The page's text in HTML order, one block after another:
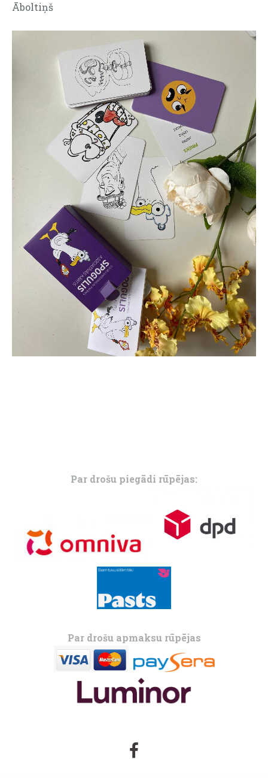
Āboltiņš
Par drošu piegādi rūpējas:
Par drošu apmaksu rūpējas